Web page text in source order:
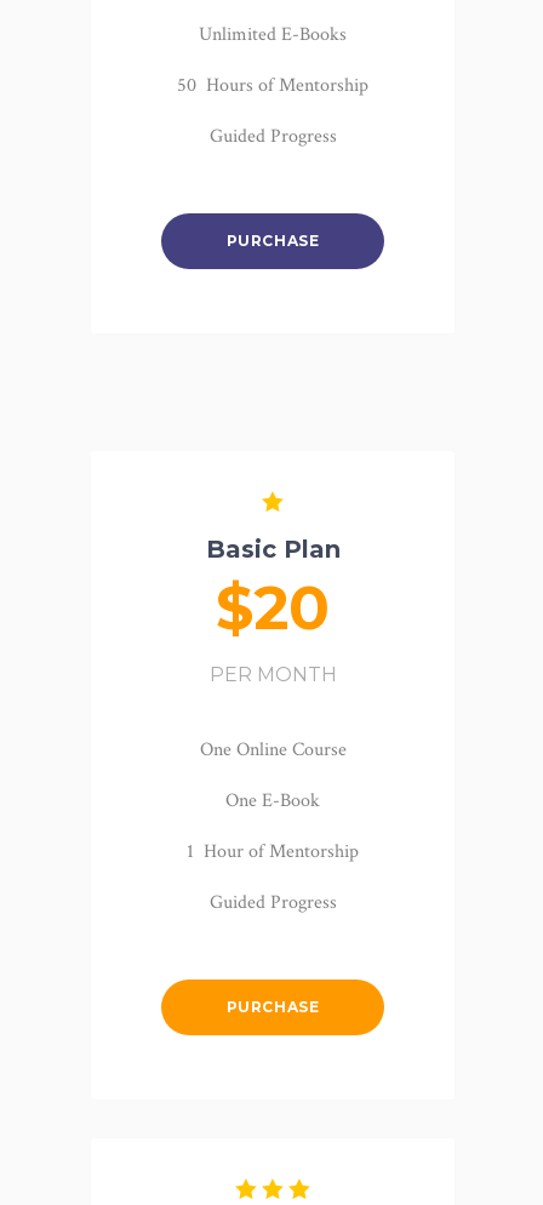
Unlimited E-Books
50 Hours of Mentorship
Guided Progress
PURCHASE
Basic Plan
$20
PER MONTH
One Online Course
One E-Book
1 Hour of Mentorship
Guided Progress
PURCHASE